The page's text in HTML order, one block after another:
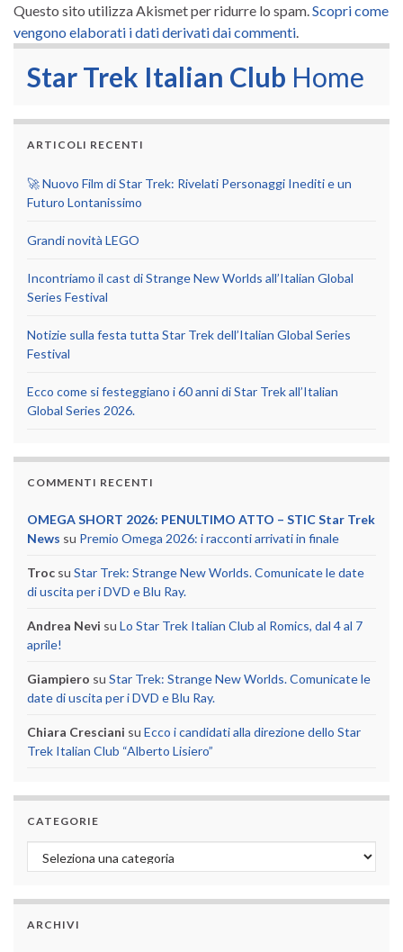
Questo sito utilizza Akismet per ridurre lo spam. Scopri come
vengono elaborati i dati derivati dai commenti
Star Trek Italian Club Home
ARTICOLI RECENTI
🚀 Nuovo Film di Star Trek: Rivelati Personaggi Inediti e un
Futuro Lontanissimo
Grandi novità LEGO
Incontriamo il cast di Strange New Worlds all’Italian Global
Series Festival
Notizie sulla festa tutta Star Trek dell’Italian Global Series
Festival
Ecco come si festeggiano i 60 anni di Star Trek all’Italian
Global Series 2026.
COMMENTI RECENTI
OMEGA SHORT 2026: PENULTIMO ATTO – STIC Star Trek
News su Premio Omega 2026: i racconti arrivati in finale
Troc su Star Trek: Strange New Worlds. Comunicate le date
di uscita per i DVD e Blu Ray.
Andrea Nevi su Lo Star Trek Italian Club al Romics, dal 4 al 7
aprile!
Giampiero su Star Trek: Strange New Worlds. Comunicate le
date di uscita per i DVD e Blu Ray.
Chiara Cresciani su Ecco i candidati alla direzione dello Star
Trek Italian Club “Alberto Lisiero”
CATEGORIE
Categorie
ARCHIVI